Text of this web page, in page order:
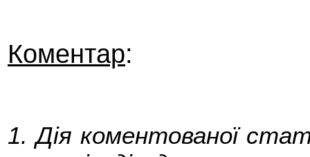
Коментар:
1. Дія коментованої